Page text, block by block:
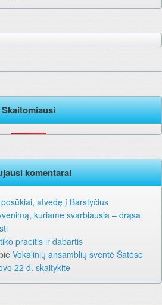
Skaitomiausi
komentarai
atvedę į Barstyčius
kuriame svarbiausia – drąsa
praeitis ir dabartis
Vokalinių ansamblių šventė Šatėse
22 d. skaitykite